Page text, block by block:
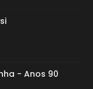
- Anos 90